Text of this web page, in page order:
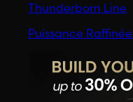
Thunderborn Line
Puissance